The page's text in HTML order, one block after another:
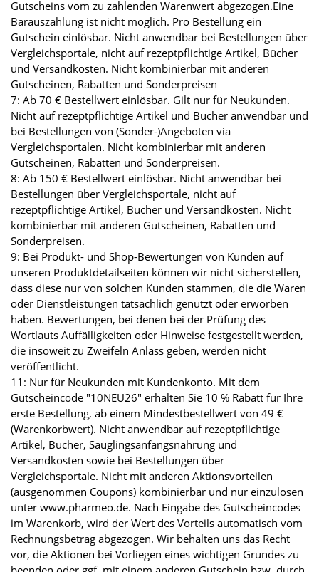
Gutscheins vom zu zahlenden Warenwert abgezogen.Eine
Barauszahlung ist nicht möglich. Pro Bestellung ein
Gutschein einlösbar. Nicht anwendbar bei Bestellungen über
Vergleichsportale, nicht auf rezeptpflichtige Artikel, Bücher
und Versandkosten. Nicht kombinierbar mit anderen
Gutscheinen, Rabatten und Sonderpreisen
7: Ab 70 € Bestellwert einlösbar. Gilt nur für Neukunden.
Nicht auf rezeptpflichtige Artikel und Bücher anwendbar und
bei Bestellungen von (Sonder-)Angeboten via
Vergleichsportalen. Nicht kombinierbar mit anderen
Gutscheinen, Rabatten und Sonderpreisen.
8: Ab 150 € Bestellwert einlösbar. Nicht anwendbar bei
Bestellungen über Vergleichsportale, nicht auf
rezeptpflichtige Artikel, Bücher und Versandkosten. Nicht
kombinierbar mit anderen Gutscheinen, Rabatten und
Sonderpreisen.
9: Bei Produkt- und Shop-Bewertungen von Kunden auf
unseren Produktdetailseiten können wir nicht sicherstellen,
dass diese nur von solchen Kunden stammen, die die Waren
oder Dienstleistungen tatsächlich genutzt oder erworben
haben. Bewertungen, bei denen bei der Prüfung des
Wortlauts Auffälligkeiten oder Hinweise festgestellt werden,
die insoweit zu Zweifeln Anlass geben, werden nicht
veröffentlicht.
11: Nur für Neukunden mit Kundenkonto. Mit dem
Gutscheincode "10NEU26" erhalten Sie 10 % Rabatt für Ihre
erste Bestellung, ab einem Mindestbestellwert von 49 €
(Warenkorbwert). Nicht anwendbar auf rezeptpflichtige
Artikel, Bücher, Säuglingsanfangsnahrung und
Versandkosten sowie bei Bestellungen über
Vergleichsportale. Nicht mit anderen Aktionsvorteilen
(ausgenommen Coupons) kombinierbar und nur einzulösen
unter www.pharmeo.de. Nach Eingabe des Gutscheincodes
im Warenkorb, wird der Wert des Vorteils automatisch vom
Rechnungsbetrag abgezogen. Wir behalten uns das Recht
vor, die Aktionen bei Vorliegen eines wichtigen Grundes zu